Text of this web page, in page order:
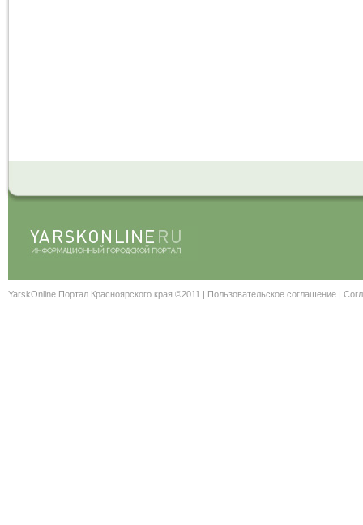
YarskOnline Портал Красноярского края ©2011 | Пользовательское соглашение |